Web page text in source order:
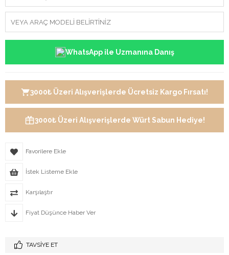
WhatsApp ile Uzmanına Danış
3000₺ Üzeri Alışverişlerde Ücretsiz Kargo Fırsatı!
3000₺ Üzeri Alışverişlerde Würt Sabun Hediye!
Favorilere Ekle
İstek Listeme Ekle
Karşılaştır
Fiyat Düşünce Haber Ver
TAVSIYE ET